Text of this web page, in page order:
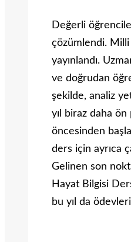
Değerli
çözümlendi. Milli
yayınlandı.
ve doğrudan
şekilde, analiz
yıl biraz daha ön
öncesinden
ders için ayrıca
Gelinen son
Hayat Bilgisi
bu yıl da